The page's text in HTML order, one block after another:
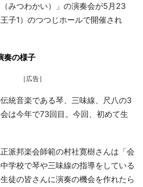
みつわかい）」の演奏会が5月23
子1）のつつじホールで開催され
奏の様子
［広告］
統音楽である琴、三味線、尺八の3
は今年で73回目。今回、初めて生
派邦楽会師範の村社寛樹さんは「会
学校で琴や三味線の指導をしている
徒の皆さんに演奏の機会を作れたら